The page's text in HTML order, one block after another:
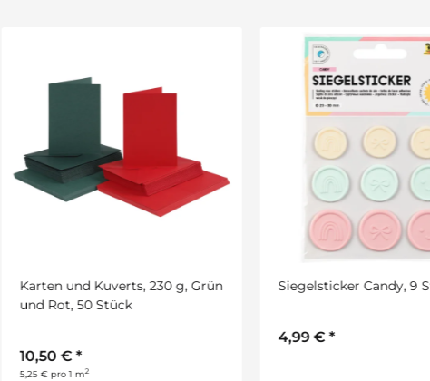
Karten und Kuverts, 230 g, Grün
und Rot, 50 Stück
10,50 €*
5,25 € pro 1 m2
Siegelsticker Candy, 9
4,99 €*